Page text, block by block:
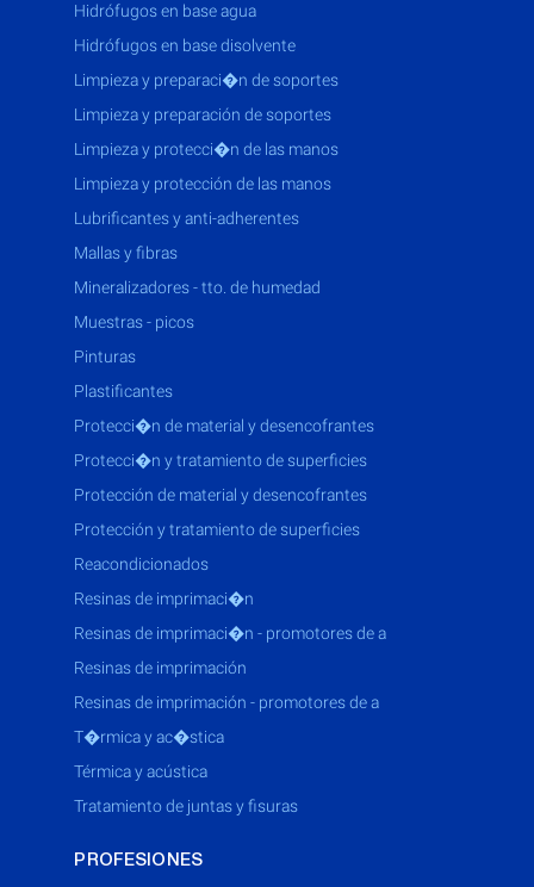
hidrófugos en base agua
hidrófugos en base disolvente
limpieza y preparaci�n de soportes
limpieza y preparación de soportes
limpieza y protecci�n de las manos
limpieza y protección de las manos
lubrificantes y anti-adherentes
mallas y fibras
mineralizadores - tto. de humedad
muestras - picos
pinturas
plastificantes
protecci�n de material y desencofrantes
protecci�n y tratamiento de superficies
protección de material y desencofrantes
protección y tratamiento de superficies
reacondicionados
resinas de imprimaci�n
resinas de imprimaci�n - promotores de a
resinas de imprimación
resinas de imprimación - promotores de a
t�rmica y ac�stica
térmica y acústica
tratamiento de juntas y fisuras
PROFESIONES